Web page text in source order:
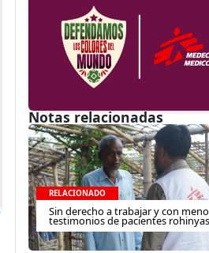
Notas relacionadas
RELACIONADO
Sin derecho a trabajar y con
testimonios de pacientes rohinyas